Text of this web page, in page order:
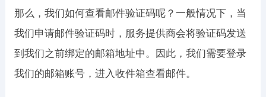
那么，我们如何查看邮件验证码呢？一般情况下，当
我们申请邮件验证码时，服务提供商会将验证码发送
到我们之前绑定的邮箱地址中。因此，我们需要登录
我们的邮箱账号，进入收件箱查看邮件。